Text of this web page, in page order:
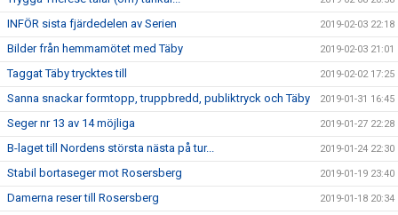
INFÖR sista fjärdedelen av Serien 2019-02-03 22:18
Bilder från hemmamötet med Täby 2019-02-03 21:01
Taggat Täby trycktes till 2019-02-02 17:25
Sanna snackar formtopp, truppbredd, publiktryck och Täby 2019-01-31 16:45
Seger nr 13 av 14 möjliga 2019-01-27 22:28
B-laget till Nordens största nästa på tur... 2019-01-24 22:30
Stabil bortaseger mot Rosersberg 2019-01-19 23:40
Damerna reser till Rosersberg 2019-01-18 20:34